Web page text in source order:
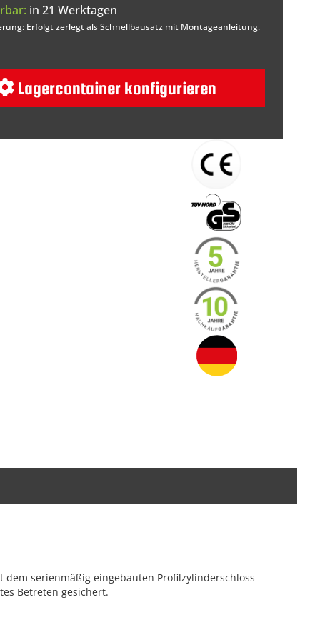
in 21 Werktagen
Erfolgt zerlegt als Schnellbausatz mit Montageanleitung.
Lagercontainer konfigurieren
serienmäßig eingebauten Profilzylinderschloss
Betreten gesichert.